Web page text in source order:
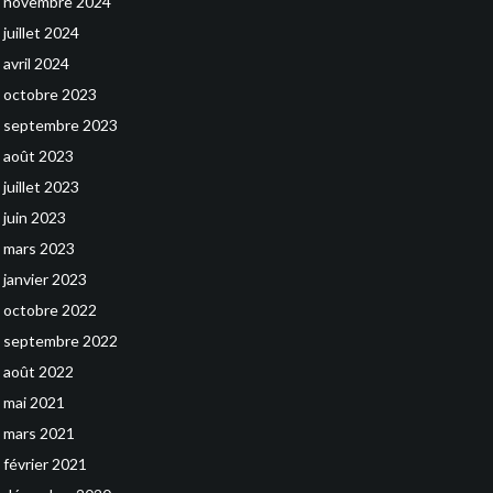
juillet 2024
avril 2024
octobre 2023
septembre 2023
août 2023
juillet 2023
juin 2023
mars 2023
janvier 2023
octobre 2022
septembre 2022
août 2022
mai 2021
mars 2021
février 2021